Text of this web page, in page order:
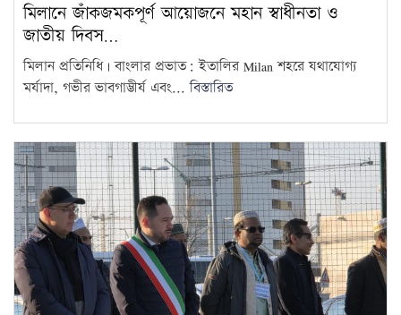
মিলানে জাঁকজমকপূর্ণ আয়োজনে মহান স্বাধীনতা ও
জাতীয় দিবস…
মিলান প্রতিনিধি | বাংলার প্রভাত: ইতালির Milan শহরে যথাযোগ্য
মর্যাদা, গভীর ভাবগাম্ভীর্য এবং...বিস্তারিত